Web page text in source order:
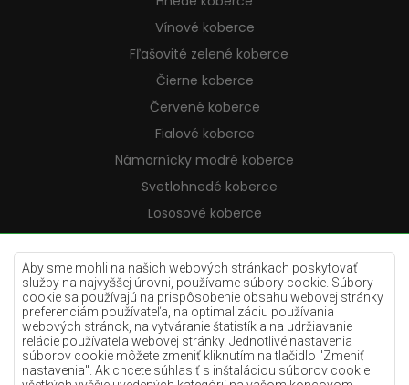
Aby sme mohli na našich webových stránkach poskytovať
služby na najvyššej úrovni, používame súbory cookie. Súbory
cookie sa používajú na prispôsobenie obsahu webovej stránky
preferenciám používateľa, na optimalizáciu používania
webových stránok, na vytváranie štatistík a na udržiavanie
relácie používateľa webovej stránky. Jednotlivé nastavenia
súborov cookie môžete zmeniť kliknutím na tlačidlo "Zmeniť
nastavenia". Ak chcete súhlasiť s inštaláciou súborov cookie
Vínové koberce
Fľašovité zelené koberce
Čierne koberce
Červené koberce
Fialové koberce
Námornícky modré koberce
Svetlohnedé koberce
Lososové koberce
Krémové koberce
Lilac koberce
Žlté koberce
Mätové koberce
Modré koberce
Oranžové koberce